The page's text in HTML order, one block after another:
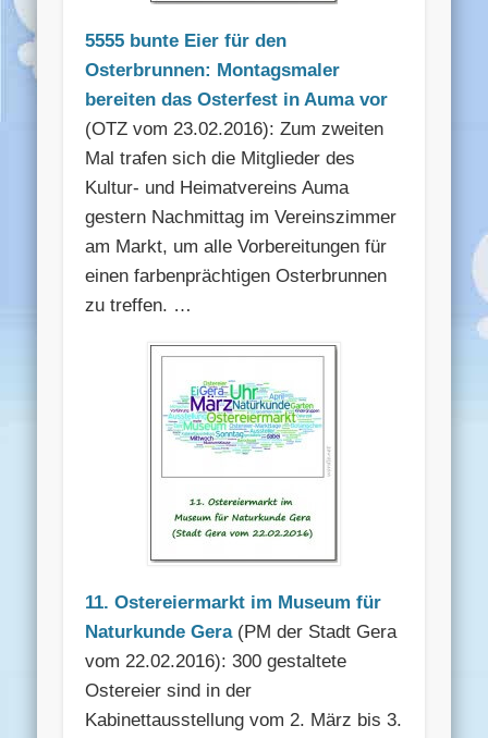
5555 bunte Eier für den
Osterbrunnen: Montagsmaler
bereiten das Osterfest in Auma vor
(OTZ vom 23.02.2016): Zum zweiten
Mal trafen sich die Mitglieder des
Kultur- und Heimatvereins Auma
gestern Nachmittag im Vereinszimmer
am Markt, um alle Vorbereitungen für
einen farbenprächtigen Osterbrunnen
zu treffen. …
11. Ostereiermarkt im Museum für
Naturkunde Gera(PM der Stadt Gera
vom 22.02.2016): 300 gestaltete
Ostereier sind in der
Kabinettausstellung vom 2. März bis 3.